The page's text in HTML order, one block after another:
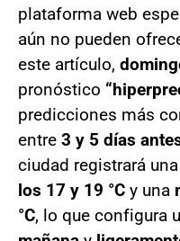
plataforma web
aún no pueden
este artículo,
pronóstico
predicciones más
entre 3 y 5 días
ciudad registrará una
los 17 y 19 °C y una
°C, lo que configura